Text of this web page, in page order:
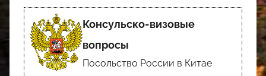
Консульско-визовые
вопросы
Посольство России в Китае